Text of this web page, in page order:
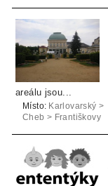
areálu jsou...
Místo: Karlovarský >
Cheb > Františkovy